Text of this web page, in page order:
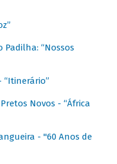
Padilha: “Nossos
“Itinerário”
Novos - “África
- "60 Anos de